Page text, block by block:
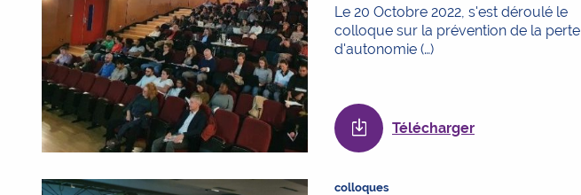
Le 20 Octobre 2022, s'est déroulé le
colloque sur la ​​prévention de la perte
d'autonomie (…)
Télécharger
colloques